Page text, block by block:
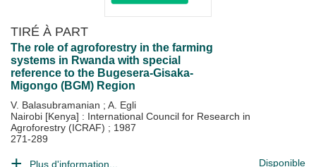
TIRÉ À PART
The role of agroforestry in the farming
systems in Rwanda with special
reference to the Bugesera-Gisaka-
Migongo (BGM) Region
V. Balasubramanian ; A. Egli
Nairobi [Kenya] : International Council for Research in
Agroforestry (ICRAF) ; 1987
271-289
Plus d'information... Disponible